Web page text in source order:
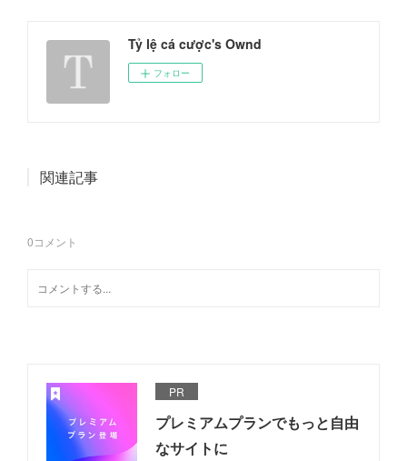
Tỷ lệ cá cược's Ownd
フォロー
関連記事
0コメント
PR
プレミアムプランでもっと自由
なサイトに